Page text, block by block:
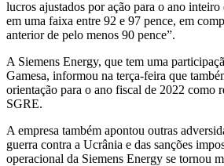
lucros ajustados por ação para o ano
em uma faixa entre 92 e 97 pence, em
anterior de pelo menos 90 pence”.
A Siemens Energy, que tem uma
Gamesa, informou na terça-feira que
orientação para o ano fiscal de 2022 como
SGRE.
A empresa também apontou outras
guerra contra a Ucrânia e das sanções
operacional da Siemens Energy se tornou